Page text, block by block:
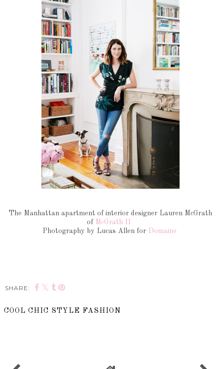
The Manhattan apartment of interior designer Lauren McGrath
of McGrath II
Photography by Lucas Allen for Domaine
SHARE:
COOL CHIC STYLE FASHION